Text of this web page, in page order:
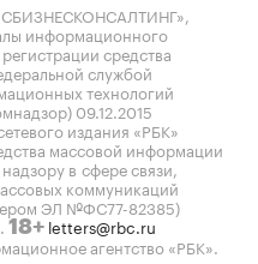
информационного
средства
службой
технологий
09.12.2015
издания «РБК»
массовой информации
в сфере связи,
коммуникаций
ЭЛ №ФС77-82385)
18+ letters@rbc.ru
агентство «РБК».